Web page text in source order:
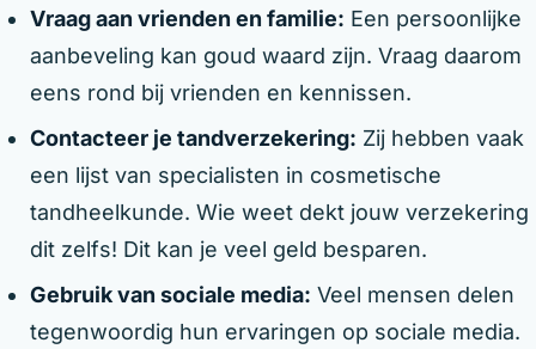
Vraag aan vrienden en familie: Een persoonlijke
aanbeveling kan goud waard zijn. Vraag daarom
eens rond bij vrienden en kennissen.
Contacteer je tandverzekering: Zij hebben vaak
een lijst van specialisten in cosmetische
tandheelkunde. Wie weet dekt jouw verzekering
dit zelfs! Dit kan je veel geld besparen.
Gebruik van sociale media: Veel mensen delen
tegenwoordig hun ervaringen op sociale media.